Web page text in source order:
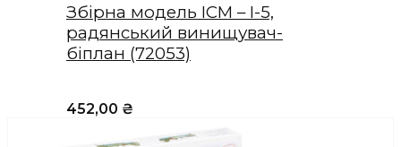
Збірна модель ICM – І-5,
радянський винищувач-
біплан (72053)
452,00 ₴